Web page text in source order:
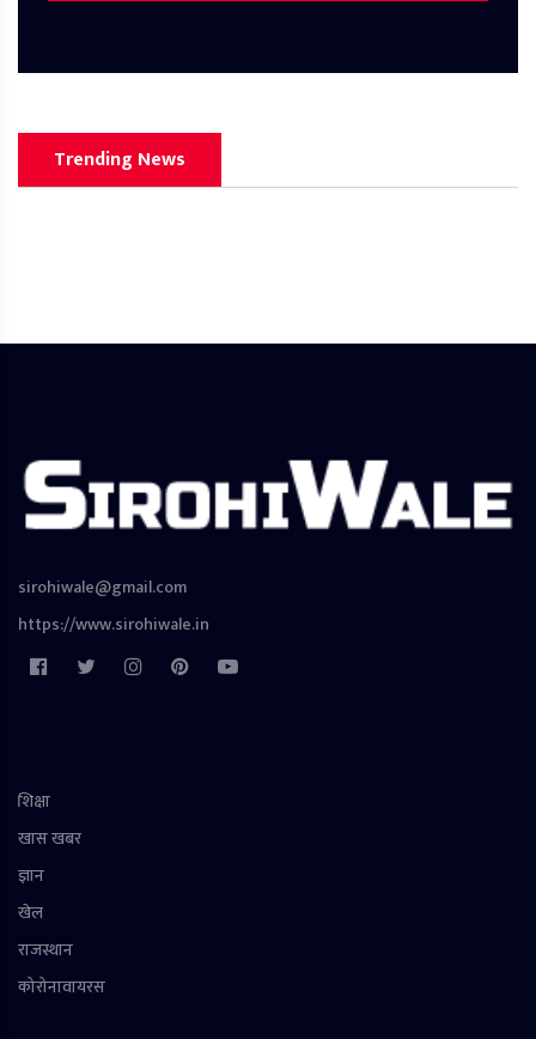
Trending News
sirohiwale@gmail.com
https://www.sirohiwale.in
शिक्षा
खास खबर
ज्ञान
खेल
राजस्थान
कोरोनावायरस